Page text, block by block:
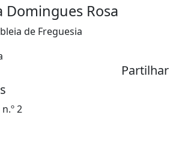
Domingues Rosa
de Freguesia
Partilhar
2